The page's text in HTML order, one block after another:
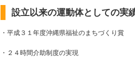
設立以来の運動体としての実
・平成３１年度沖縄県福祉のまちづくり賞
・２４時間介助制度の実現